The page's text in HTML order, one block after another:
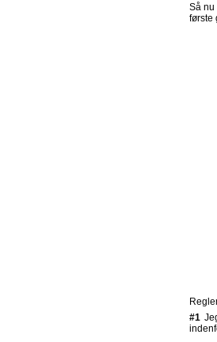
Så nu
første
#1